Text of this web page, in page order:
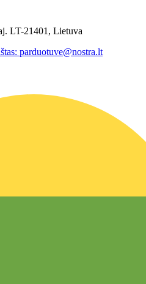
LT-21401, Lietuva
parduotuve@nostra.lt